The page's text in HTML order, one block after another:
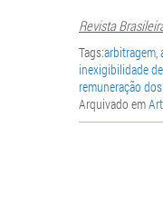
Revista
Tags:arbitragem,
inexigibilidade
remuneração
Arquivado em